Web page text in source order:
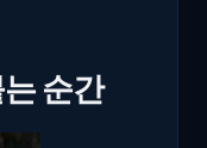
순간